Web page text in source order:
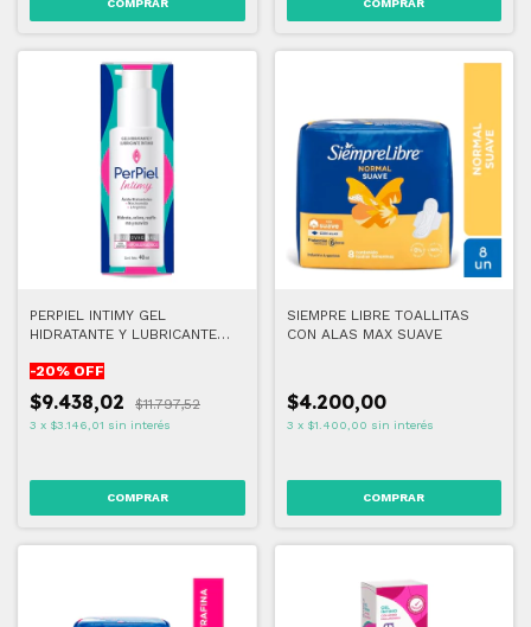
PERPIEL INTIMY GEL
HIDRATANTE Y LUBRICANTE
-20% OFF
$9.438,02 $11.797,52
3 x $3.146,01 sin interés
SIEMPRE LIBRE TOALLITAS
CON ALAS MAX SUAVE
$4.200,00
3 x $1.400,00 sin interés